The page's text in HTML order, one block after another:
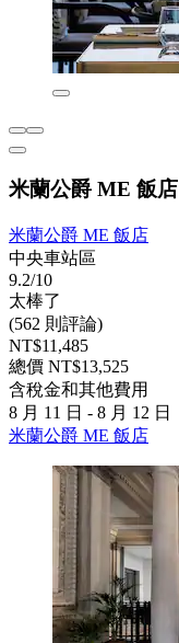
米蘭公爵 ME 飯店
米蘭公爵 ME 飯店
中央車站區
9.2/10
太棒了
(562 則評論)
NT$11,485
總價 NT$13,525
含稅金和其他費用
8 月 11 日 - 8 月 12 日
米蘭公爵 ME 飯店